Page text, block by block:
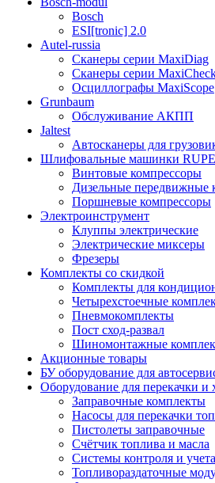
Bosch
ESI[tronic] 2.0
Autel-russia
Сканеры серии MaxiDiag
Сканеры серии
Осциллографы MaxiScope
Grunbaum
Обслуживание АКПП
Jaltest
Автосканеры для
Шлифовальные машинки
Винтовые компрессоры
Дизельные передвижные
Поршневые компрессоры
Электроинструмент
Клуппы электрические
Электрические миксеры
Фрезеры
Комплекты со скидкой
Комплекты для
Четырехстоечные
Пневмокомплекты
Пост сход-развал
Шиномонтажные
Акционные товары
БУ оборудование для
Оборудование для перекачки
Заправочные комплекты
Насосы для перекачки
Пистолеты заправочные
Счётчик топлива и масла
Системы контроля и учета
Топливораздаточные